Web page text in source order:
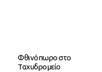
Φθινόπωρο στο
Ταχυδρομείο